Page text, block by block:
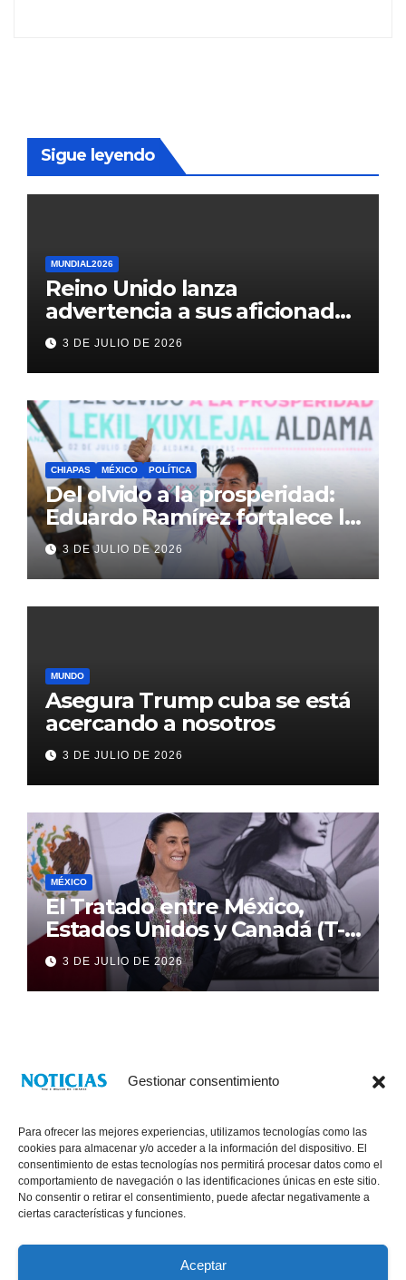
Gestionar consentimiento
Para ofrecer las mejores experiencias, utilizamos tecnologías como las
cookies para almacenar y/o acceder a la información del dispositivo. El
consentimiento de estas tecnologías nos permitirá procesar datos como el
comportamiento de navegación o las identificaciones únicas en este sitio.
No consentir o retirar el consentimiento, puede afectar negativamente a
ciertas características y funciones.
Aceptar
Sigue leyendo
MUNDIAL2026
Reino Unido lanza
advertencia a sus aficionados
antes del México vs
Inglaterra en el Mundial 2026
3 DE JULIO DE 2026
CHIAPAS MÉXICO POLÍTICA
Del olvido a la prosperidad:
Eduardo Ramírez fortalece la
transformación de Aldama
con inversión histórica
3 DE JULIO DE 2026
MUNDO
Asegura Trump cuba se está
acercando a nosotros
3 DE JULIO DE 2026
MÉXICO
El Tratado entre México,
Estados Unidos y Canadá (T-
MEC) se mantiene hasta el
2036: Presidenta Claudia
Sheinbaum
3 DE JULIO DE 2026
® Derechos Reservados 2026|
Chiapas. VENTAS: 961 6120154